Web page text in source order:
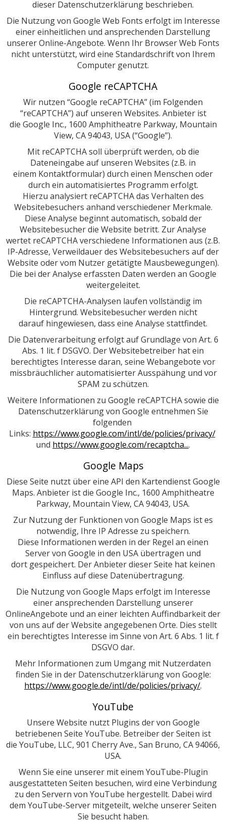
dieser Datenschutzerklärung beschrieben.
Die Nutzung von Google Web Fonts erfolgt im Interesse
einer einheitlichen und ansprechenden Darstellung
unserer Online-Angebote. Wenn Ihr Browser Web Fonts
nicht unterstützt, wird eine Standardschrift von Ihrem
Computer genutzt.
Google reCAPTCHA
Wir nutzen “Google reCAPTCHA” (im Folgenden
“reCAPTCHA”) auf unseren Websites. Anbieter ist
die Google Inc., 1600 Amphitheatre Parkway, Mountain
View, CA 94043, USA (“Google”).
Mit reCAPTCHA soll überprüft werden, ob die
Dateneingabe auf unseren Websites (z.B. in
einem Kontaktformular) durch einen Menschen oder
durch ein automatisiertes Programm erfolgt.
Hierzu analysiert reCAPTCHA das Verhalten des
Websitebesuchers anhand verschiedener Merkmale.
Diese Analyse beginnt automatisch, sobald der
Websitebesucher die Website betritt. Zur Analyse
wertet reCAPTCHA verschiedene Informationen aus (z.B.
IP-Adresse, Verweildauer des Websitebesuchers auf der
Website oder vom Nutzer getätigte Mausbewegungen).
Die bei der Analyse erfassten Daten werden an Google
weitergeleitet.
Die reCAPTCHA-Analysen laufen vollständig im
Hintergrund. Websitebesucher werden nicht
darauf hingewiesen, dass eine Analyse stattfindet.
Die Datenverarbeitung erfolgt auf Grundlage von Art. 6
Abs. 1 lit. f DSGVO. Der Websitebetreiber hat ein
berechtigtes Interesse daran, seine Webangebote vor
missbräuchlicher automatisierter Ausspähung und vor
SPAM zu schützen.
Weitere Informationen zu Google reCAPTCHA sowie die
Datenschutzerklärung von Google entnehmen Sie
folgenden
Links: https://www.google.com/intl/de/policies/privacy/
und https://www.google.com/recaptcha....
Google Maps
Diese Seite nutzt über eine API den Kartendienst Google
Maps. Anbieter ist die Google Inc., 1600 Amphitheatre
Parkway, Mountain View, CA 94043, USA.
Zur Nutzung der Funktionen von Google Maps ist es
notwendig, Ihre IP Adresse zu speichern.
Diese Informationen werden in der Regel an einen
Server von Google in den USA übertragen und
dort gespeichert. Der Anbieter dieser Seite hat keinen
Einfluss auf diese Datenübertragung.
Die Nutzung von Google Maps erfolgt im Interesse
einer ansprechenden Darstellung unserer
OnlineAngebote und an einer leichten Auffindbarkeit der
von uns auf der Website angegebenen Orte. Dies stellt
ein berechtigtes Interesse im Sinne von Art. 6 Abs. 1 lit. f
DSGVO dar.
Mehr Informationen zum Umgang mit Nutzerdaten
finden Sie in der Datenschutzerklärung von Google:
https://www.google.de/intl/de/policies/privacy/.
YouTube
Unsere Website nutzt Plugins der von Google
betriebenen Seite YouTube. Betreiber der Seiten ist
die YouTube, LLC, 901 Cherry Ave., San Bruno, CA 94066,
USA.
Wenn Sie eine unserer mit einem YouTube-Plugin
ausgestatteten Seiten besuchen, wird eine Verbindung
zu den Servern von YouTube hergestellt. Dabei wird
dem YouTube-Server mitgeteilt, welche unserer Seiten
Sie besucht haben.